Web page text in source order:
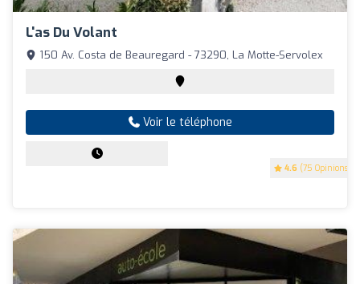
L'as Du Volant
4.6 (75 Opinions)
150 Av. Costa de Beauregard - 73290, La Motte-Servolex
Voir le téléphone